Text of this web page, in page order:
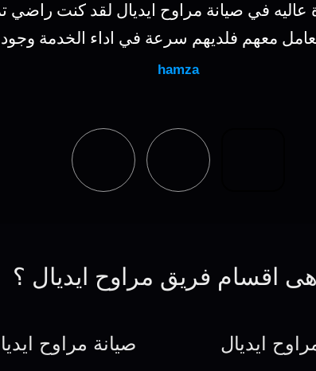
عاليه في صيانة مراوح ايديال لقد كنت راضي
معهم فلديهم سرعة في اداء الخدمة
hamza
اقسام فريق مراوح ايديال ؟
صيانة مراوح ايديال